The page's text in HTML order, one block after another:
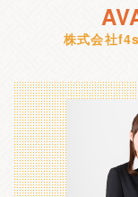
株式会社